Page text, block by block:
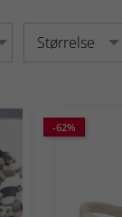
Størrelse
-62%